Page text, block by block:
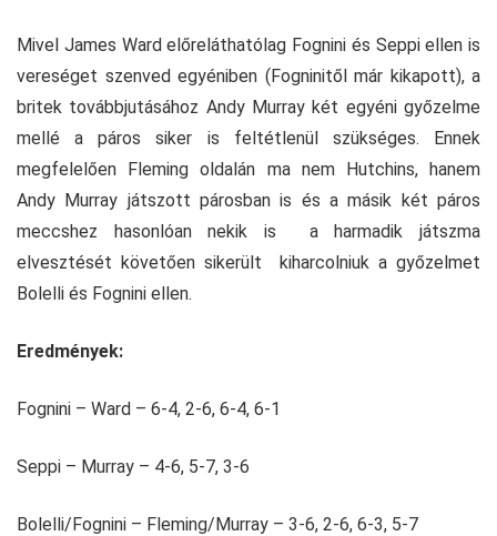
Mivel James Ward előreláthatólag Fognini és Seppi ellen is
vereséget szenved egyéniben (Fogninitől már kikapott), a
britek továbbjutásához Andy Murray két egyéni győzelme
mellé a páros siker is feltétlenül szükséges. Ennek
megfelelően Fleming oldalán ma nem Hutchins, hanem
Andy Murray játszott párosban is és a másik két páros
meccshez hasonlóan nekik is a harmadik játszma
elvesztését követően sikerült kiharcolniuk a győzelmet
Bolelli és Fognini ellen.
Eredmények:
Fognini – Ward – 6-4, 2-6, 6-4, 6-1
Seppi – Murray – 4-6, 5-7, 3-6
Bolelli/Fognini – Fleming/Murray – 3-6, 2-6, 6-3, 5-7